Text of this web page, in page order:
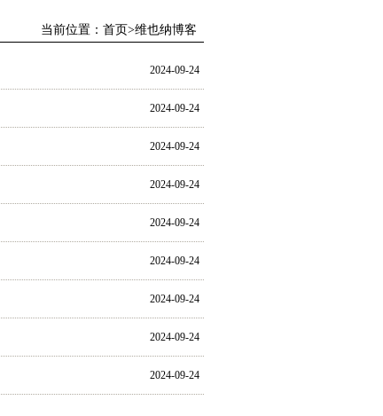
当前位置： 首页>维也纳博客
2024-09-24
2024-09-24
2024-09-24
2024-09-24
2024-09-24
2024-09-24
2024-09-24
2024-09-24
2024-09-24